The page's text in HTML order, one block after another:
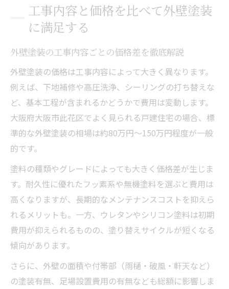
工事内容と価格を比べて外壁塗装
に満足する
外壁塗装の工事内容ごとの価格差を徹底解説
外壁塗装の価格は工事内容によって大きく異なります。
例えば、下地補修や高圧洗浄、シーリングの打ち替えな
ど、基本工程が含まれるかどうかで費用は変動します。
大阪府大阪市此花区でよく見られる戸建住宅の場合、標
準的な外壁塗装の相場は約80万円〜150万円程度が一般
的です。
塗料の種類やグレードによっても大きく価格差が生じま
す。耐久性に優れたフッ素系や無機塗料を選ぶと費用は
高くなりますが、長期的なメンテナンスコストを抑えら
れるメリットも。一方、ウレタンやシリコン塗料は初期
費用が抑えられるものの、塗り替えサイクルが短くなる
傾向があります。
さらに、外壁の面積や付帯部（雨樋・破風・軒天など）
の塗装有無、足場設置費用の有無なども総額に影響しま